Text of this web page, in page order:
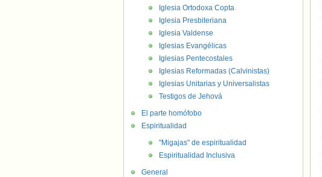
Iglesia Ortodoxa Copta
Iglesia Presbiteriana
Iglesia Valdense
Iglesias Evangélicas
Iglesias Pentecostales
Iglesias Reformadas (Calvinistas)
Iglesias Unitarias y Universalistas
Testigos de Jehová
El parte homófobo
Espiritualidad
"Migajas" de espiritualidad
Espiritualidad Inclusiva
General